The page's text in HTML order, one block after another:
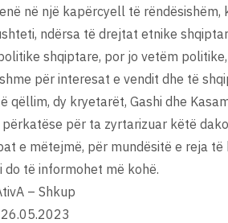
në një kapërcyell të
ndërsa të drejtat etnike
shqiptare, por jo vetëm
për interesat e vendit dhe të
qëllim, dy kryetarët, Gashi dhe
për ta zyrtarizuar këtë
e mëtejmë, për mundësitë e reja
do të informohet më kohë.
– Shkup